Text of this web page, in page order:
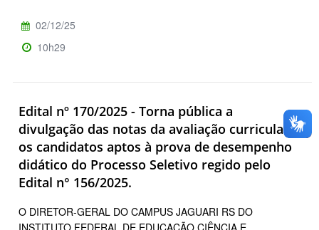
02/12/25
10h29
Edital nº 170/2025 - Torna pública a
divulgação das notas da avaliação curricular e
os candidatos aptos à prova de desempenho
didático do Processo Seletivo regido pelo
Edital n° 156/2025.
O DIRETOR-GERAL DO CAMPUS JAGUARI RS DO
INSTITUTO FEDERAL DE EDUCAÇÃO CIÊNCIA E